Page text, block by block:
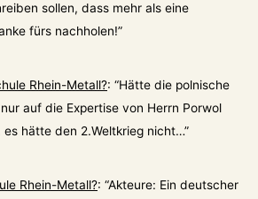
sollen, dass mehr als eine
fürs nachholen!”
Rhein-Metall?: “Hätte die polnische
auf die Expertise von Herrn Porwol
es hätte den 2.Weltkrieg nicht…”
Rhein-Metall?: “Akteure: Ein deutscher